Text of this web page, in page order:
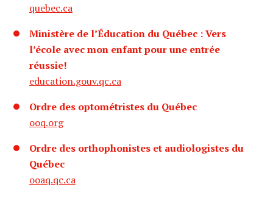
quebec.ca
Ministère de l’Éducation du Québec : Vers
l’école avec mon enfant pour une entrée
réussie!
education.gouv.qc.ca
Ordre des optométristes du Québec
ooq.org
Ordre des orthophonistes et audiologistes du
Québec
ooaq.qc.ca